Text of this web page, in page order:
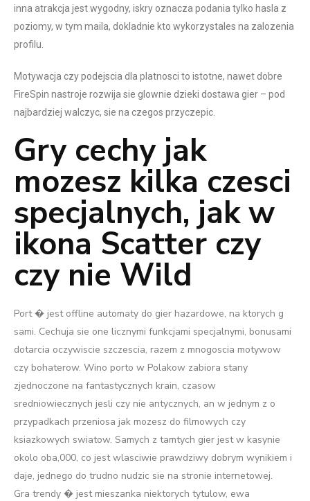
inna atrakcja jest wygodny, iskry oznacza podania tylko hasla z
poziomy, w tym maila, dokladnie kto wykorzystales na zalozenia
profilu.
Motywacja czy podejscia dla platnosci to istotne, nawet dobre
FireSpin nastroje rozwija sie glownie dzieki dostawa gier – pod
najbardziej walczyc, sie na czegos przyczepic.
Gry cechy jak
mozesz kilka czesci
specjalnych, jak w
ikona Scatter czy
czy nie Wild
Port � jest offline automaty do gier hazardowe, na ktorych g
sami. Cechuja sie one licznymi funkcjami specjalnymi, bonusami
dotarcia oczywiscie szczescia, razem z mnogoscia motywow
czy bohaterow. Wino porto w Polakow zabiora stany
zjednoczone na fantastycznych krain, czasow
sredniowiecznych jesli czy nie antycznych, an w jednym z o
przypadkach przeniosa jak mozesz do filmowych czy
ksiazkowych swiatow. Samych z tamtych gier jest w kasynie
okolo oba,000, co jest wlasciwie prawdziwy dobrym wynikiem i
daje, jednego do trudno nudzic sie na stronie internetowej.
Gra trendy � jest mieszanka niektorych tytulow, ewa